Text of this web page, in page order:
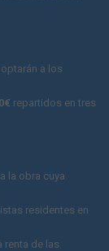
a los
repartidos en tres
la obra cuya
residentes en
de las